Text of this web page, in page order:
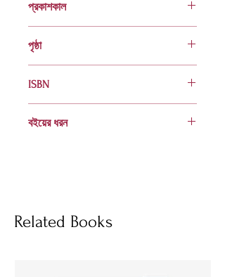
প্রকাশকাল
পৃষ্ঠা
ISBN
বইয়ের ধরন
Related Books